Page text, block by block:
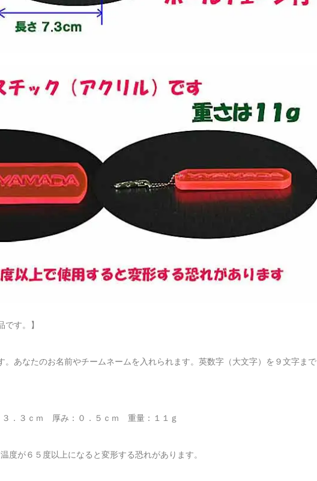
です。】
。あなたのお名前やチームネームを入れられます。英数字（大文字）を９文字まで
３．３ｃｍ 厚み：０．５ｃｍ 重量：１１ｇ
が６５度以上になると変形する恐れがあります。